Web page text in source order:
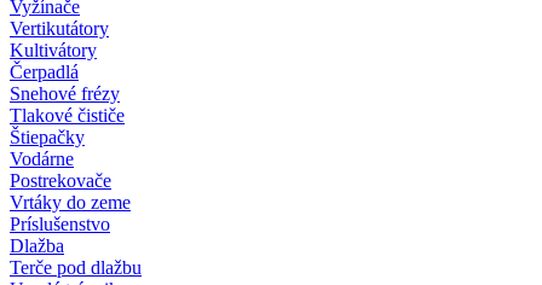
Vyžínače
Vertikutátory
Kultivátory
Čerpadlá
Snehové frézy
Tlakové čističe
Štiepačky
Vodárne
Postrekovače
Vrtáky do zeme
Príslušenstvo
Dlažba
Terče pod dlažbu